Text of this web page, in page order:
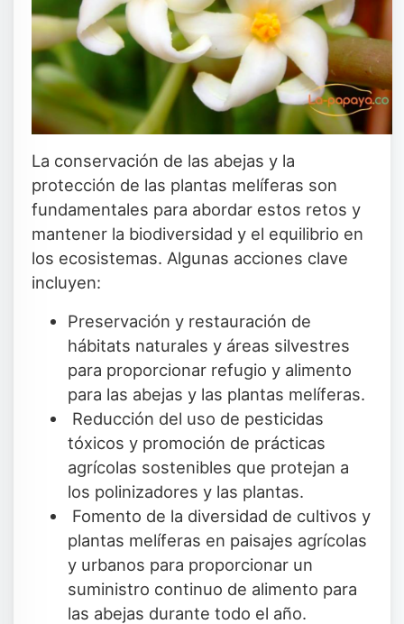
La conservación de las abejas y la
protección de las plantas melíferas son
fundamentales para abordar estos retos y
mantener la biodiversidad y el equilibrio en
los ecosistemas. Algunas acciones clave
incluyen:
Preservación y restauración de
hábitats naturales y áreas silvestres
para proporcionar refugio y alimento
para las abejas y las plantas melíferas.
Reducción del uso de pesticidas
tóxicos y promoción de prácticas
agrícolas sostenibles que protejan a
los polinizadores y las plantas.
Fomento de la diversidad de cultivos y
plantas melíferas en paisajes agrícolas
y urbanos para proporcionar un
suministro continuo de alimento para
las abejas durante todo el año.